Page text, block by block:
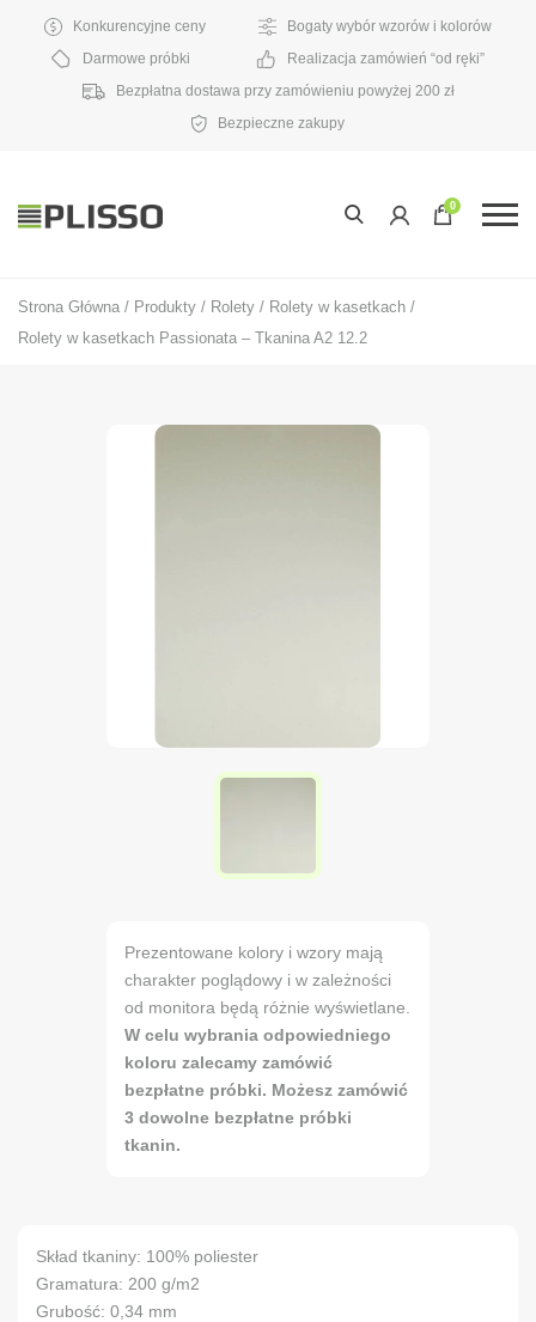
Konkurencyjne ceny
Bogaty wybór wzorów i kolorów
Darmowe próbki
Realizacja zamówień “od ręki”
Bezpłatna dostawa przy zamówieniu powyżej 200 zł
Bezpieczne zakupy
0
Strona Główna / Produkty / Rolety / Rolety w kasetkach /
Rolety w kasetkach Passionata – Tkanina A2 12.2
Prezentowane kolory i wzory mają
charakter poglądowy i w zależności
od monitora będą różnie wyświetlane.
W celu wybrania odpowiedniego
koloru zalecamy zamówić
bezpłatne próbki. Możesz zamówić
3 dowolne bezpłatne próbki
tkanin.
Skład tkaniny: 100% poliester
Gramatura: 200 g/m2
Grubość: 0,34 mm